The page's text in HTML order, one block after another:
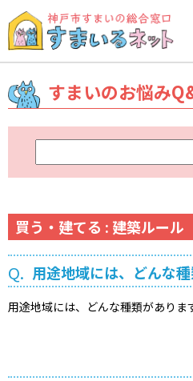
すまいのお悩み
ド
検
買う・建てる : 建築ルール
Q. 用途地域には、どんな
用途地域には、どんな種類がありま